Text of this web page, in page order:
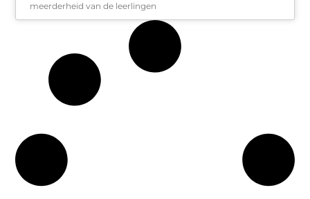
meerderheid van de leerlingen